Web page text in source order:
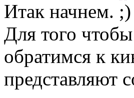
Итак начнем.
Для того
обратимся к
представляют